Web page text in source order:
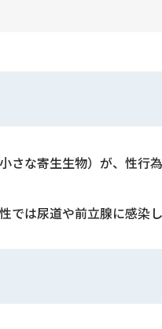
さな寄生生物）が、性
は尿道や前立腺に感染